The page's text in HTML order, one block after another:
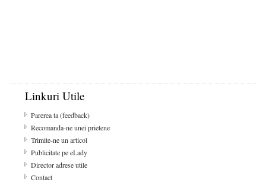
Linkuri Utile
Parerea ta (feedback)
Recomanda-ne unei prietene
Trimite-ne un articol
Publicitate pe eLady
Director adrese utile
Contact